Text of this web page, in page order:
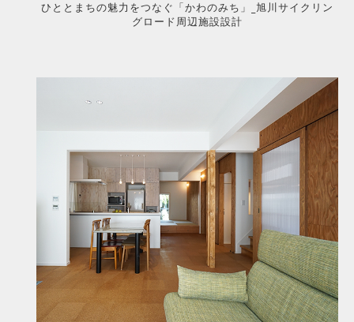
ひととまちの魅力をつなぐ「かわのみち」_旭川サイクリン
グロード周辺施設設計